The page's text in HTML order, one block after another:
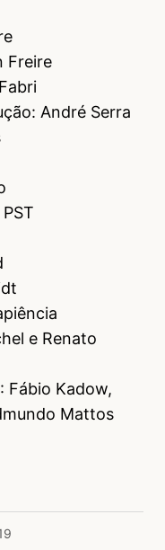
Freire
André Serra
e Renato
Fábio Kadow,
Mattos